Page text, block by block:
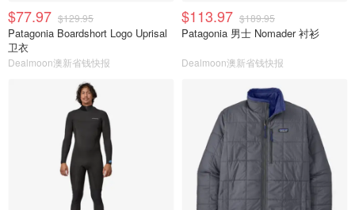
$77.97 $129.95
Patagonia Boardshort Logo Uprisal
卫衣
Dealmoon澳新省钱快报
$113.97 $189.95
Patagonia 男士 Nomader 衬衫
Dealmoon澳新省钱快报